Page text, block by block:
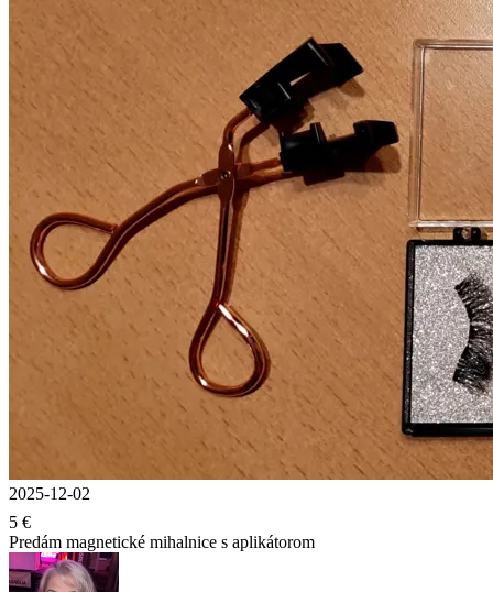
2025-12-02
5 €
Predám magnetické mihalnice s aplikátorom